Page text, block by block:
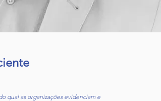
qual as organizações evidenciam e